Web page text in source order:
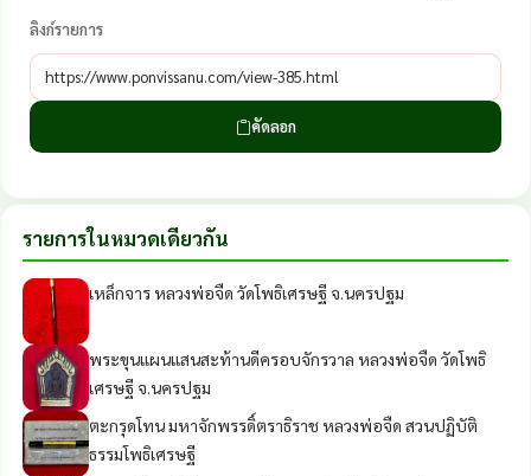
ลิงก์รายการ
คัดลอก
รายการในหมวดเดียวกัน
เหล็กจาร หลวงพ่อจืด วัดโพธิเศรษฐี จ.นครปฐม
พระขุนแผนแสนสะท้านดีครอบจักรวาล หลวงพ่อจืด วัดโพธิ
เศรษฐี จ.นครปฐม
ตะกรุดโทน มหาจักพรรดิ์ตราธิราช หลวงพ่อจืด สวนปฏิบัติ
ธรรมโพธิเศรษฐี